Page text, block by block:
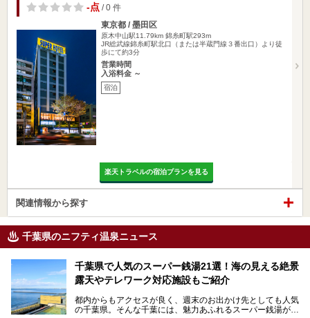
-点/ 0 件
東京都 / 墨田区
原木中山駅11.79km 錦糸町駅293m
JR総武線錦糸町駅北口（または半蔵門線３番出口）より徒
歩にて約3分
営業時間
入浴料金 ～
宿泊
楽天トラベルの宿泊プランを見る
関連情報から探す
千葉県のニフティ温泉ニュース
千葉県で人気のスーパー銭湯21選！海の見える絶景
露天やテレワーク対応施設もご紹介
都内からもアクセスが良く、週末のお出かけ先としても人気
の千葉県。そんな千葉には、魅力あふれるスーパー銭湯がた